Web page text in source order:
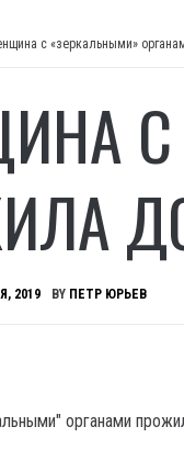
с «зеркальными»
С
2019 BY ПЕТР ЮРЬЕВ